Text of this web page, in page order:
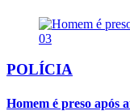
03
POLÍCIA
Homem é preso após